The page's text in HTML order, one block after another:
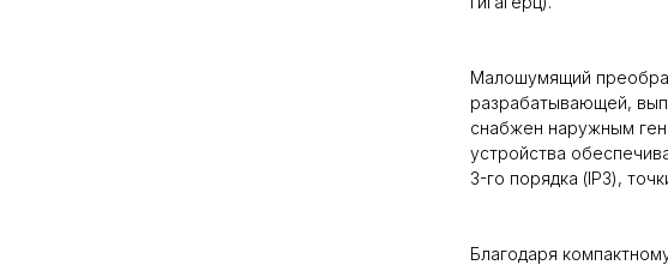
Малошумящий
разрабатывающей,
снабжен наружным
устройства
3-го порядка (IP3),
Благодаря